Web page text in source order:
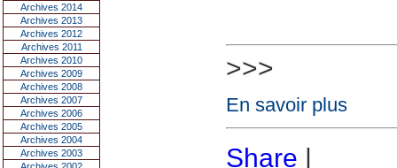
Archives 2014
Archives 2013
Archives 2012
Archives 2011
Archives 2010
Archives 2009
Archives 2008
Archives 2007
Archives 2006
Archives 2005
Archives 2004
Archives 2003
>>>
En savoir plus
Share |